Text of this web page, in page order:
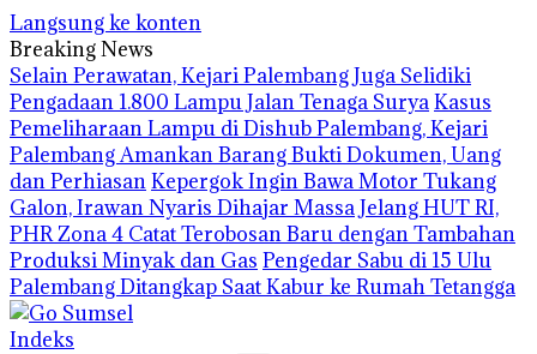
Langsung ke konten
Breaking News
Selain Perawatan, Kejari Palembang Juga Selidiki
Pengadaan 1.800 Lampu Jalan Tenaga SuryaKasus
Pemeliharaan Lampu di Dishub Palembang, Kejari
Palembang Amankan Barang Bukti Dokumen, Uang
dan PerhiasanKepergok Ingin Bawa Motor Tukang
Galon, Irawan Nyaris Dihajar MassaJelang HUT RI,
PHR Zona 4 Catat Terobosan Baru dengan Tambahan
Produksi Minyak dan Gas Pengedar Sabu di 15 Ulu
Palembang Ditangkap Saat Kabur ke Rumah Tetangga
Indeks